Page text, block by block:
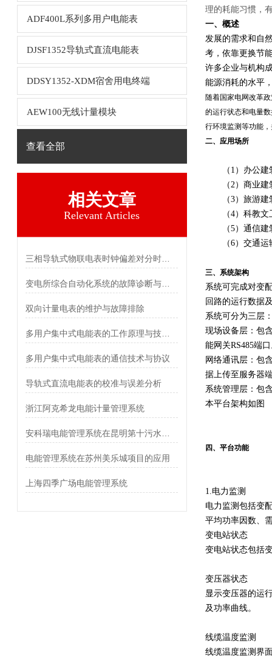
ADF400L系列多用户电能表
DJSF1352导轨式直流电能表
DDSY1352-XDM宿舍用电终端
AEW100无线计量模块
查看全部
相关文章
Relevant Articles
双向计量电表的维护与故障排除
多用户集中式电能表的通信技术与协议
导轨式直流电能表的校准与误差分析
浙江阿克希龙电能计量管理系统
电能管理系统在苏州美乐城项目的应用
上海四季广场电能管理系统
理的耗能习惯，
一、概述
发展的需求和自
考，依靠更换节
许多企业与机构
能源消耗的水平
随着国家电网改革
的运行状态和电量
行环境监测等功能
二、应用场所
（1）办公建筑
（2）商业建
（3）旅游建
（4）科教文卫
（5）通信建筑
（6）交通运输
三、系统架构
系统可完成对变
回路的运行数据
系统可分为三层
现场设备层：包
能网关RS485端
网络通讯层：包
据上传至服务器
系统管理层：包
本平台架构如图
四、平台功能
1.电力监测
电力监测包括变
平均功率因数、
变电站状态
变电站状态包括
变压器状态
显示变压器的运
及功率曲线。
线缆温度监测
线缆温度监测界